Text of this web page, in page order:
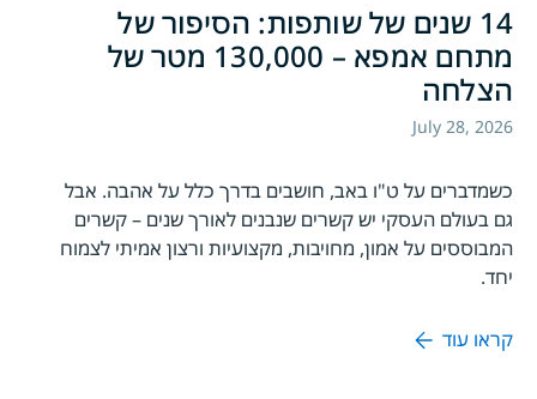
14 שנים של שותפות: הסיפור של
מתחם אמפא – 130,000 מטר של
הצלחה
July 28, 2026
כשמדברים על ט"ו באב, חושבים בדרך כלל על אהבה. אבל
גם בעולם העסקי יש קשרים שנבנים לאורך שנים – קשרים
המבוססים על אמון, מחויבות, מקצועיות ורצון אמיתי לצמוח
יחד.
קראו עוד